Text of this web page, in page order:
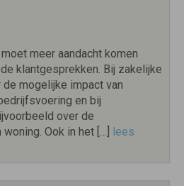
meer aandacht komen
klantgesprekken. Bij zakelijke
mogelijke impact van
en bij
over de
Ook in het […] lees